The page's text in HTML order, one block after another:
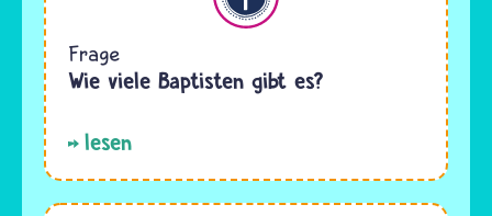
Frage
Wie viele Baptisten gibt es?
lesen